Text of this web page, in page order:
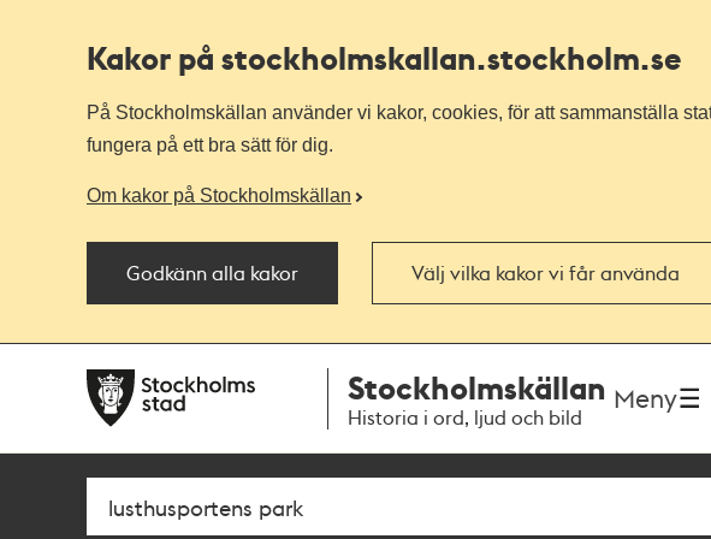
Kakor på stockholmskallan.stockholm.se
På Stockholmskällan använder vi kakor, cookies, för att sammanställa
fungera på ett bra sätt för dig.
Om kakor på Stockholmskällan
Godkänn alla kakor Välj vilka kakor vi får använda
navigationen
huvudinnehållet
Stockholmskällan
Historia i ord, ljud och bild
Meny
Sök